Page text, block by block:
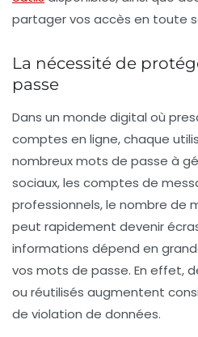
partager vos accès en toute
La nécessité de
passe
Dans un monde digital où
comptes en ligne, chaque
nombreux mots de passe à
sociaux, les comptes de
professionnels, le nombre de
peut rapidement devenir
informations dépend en
vos mots de passe. En effet,
ou réutilisés augmentent
de violation de données.